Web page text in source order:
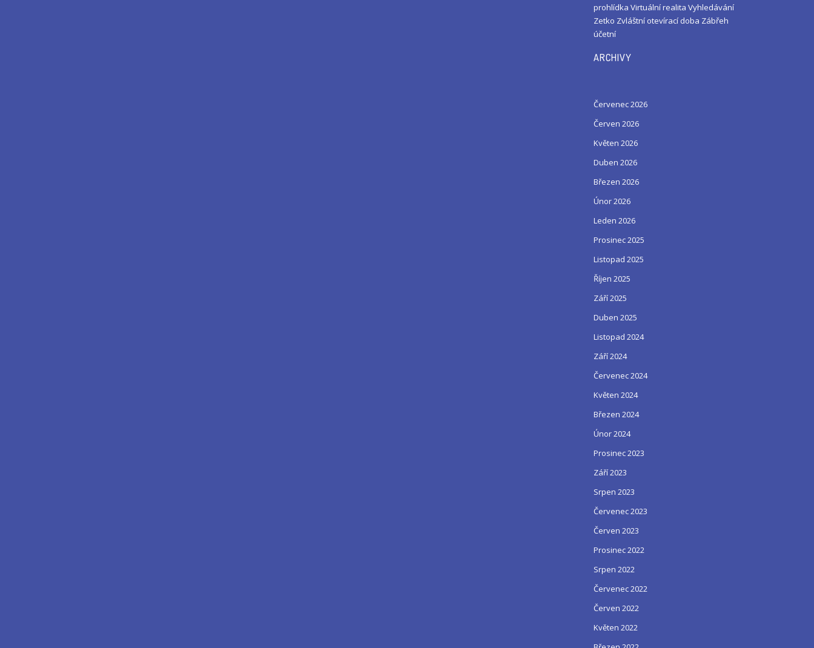
prohlídka Virtuální realita Vyhledávání
Zetko Zvláštní otevírací doba Zábřeh
účetní
ARCHIVY
Červenec 2026
Červen 2026
Květen 2026
Duben 2026
Březen 2026
Únor 2026
Leden 2026
Prosinec 2025
Listopad 2025
Říjen 2025
Září 2025
Duben 2025
Listopad 2024
Září 2024
Červenec 2024
Květen 2024
Březen 2024
Únor 2024
Prosinec 2023
Září 2023
Srpen 2023
Červenec 2023
Červen 2023
Prosinec 2022
Srpen 2022
Červenec 2022
Červen 2022
Květen 2022